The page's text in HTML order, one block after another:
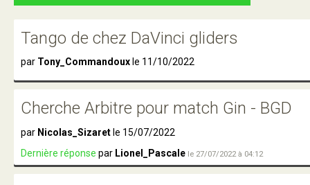
Tango de chez DaVinci gliders
par Tony_Commandoux le 11/10/2022
Cherche Arbitre pour match Gin - BGD
par Nicolas_Sizaret le 15/07/2022
Dernière réponse par Lionel_Pascale le 27/07/2022 à 04:12